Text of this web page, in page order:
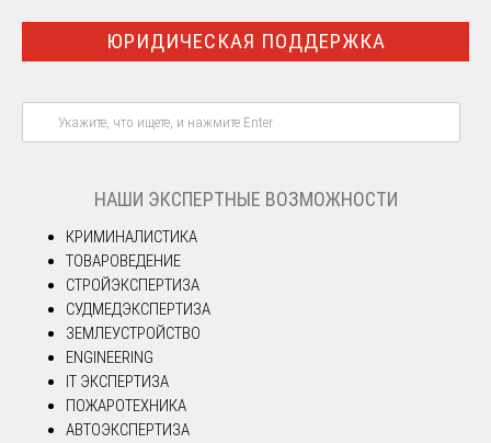
ЮРИДИЧЕСКАЯ ПОДДЕРЖКА
НАШИ ЭКСПЕРТНЫЕ ВОЗМОЖНОСТИ
КРИМИНАЛИСТИКА
ТОВАРОВЕДЕНИЕ
СТРОЙЭКСПЕРТИЗА
СУДМЕДЭКСПЕРТИЗА
ЗЕМЛЕУСТРОЙСТВО
ENGINEERING
IT ЭКСПЕРТИЗА
ПОЖАРОТЕХНИКА
АВТОЭКСПЕРТИЗА